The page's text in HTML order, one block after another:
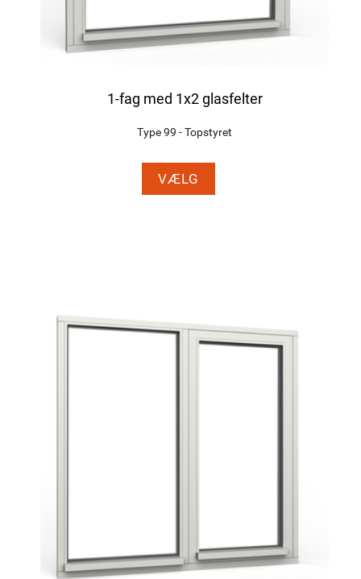
1-fag med 1x2 glasfelter
Type 99 - Topstyret
VÆLG